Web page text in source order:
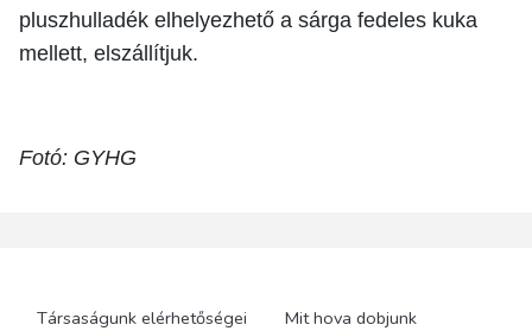
pluszhulladék elhelyezhető a sárga fedeles kuka
mellett, elszállítjuk.
Fotó: GYHG
Társaságunk elérhetőségei
Mit hova dobjunk